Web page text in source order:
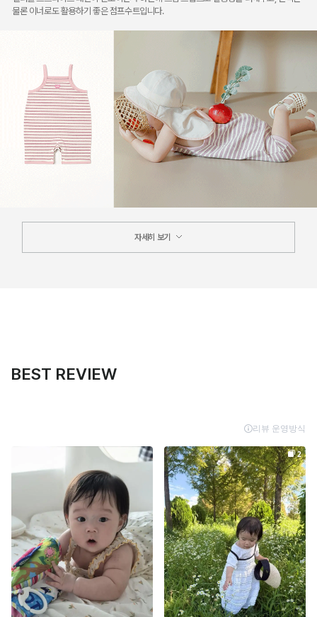
물론 이너로도 활용하기 좋은 점프수트입니다.
자세히 보기
BEST REVIEW